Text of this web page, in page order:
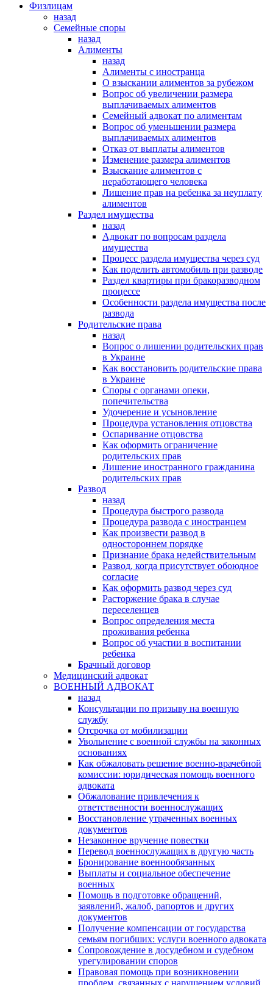
Физлицам
назад
Семейные споры
назад
Алименты
назад
Алименты с иностранца
О взыскании алиментов за рубежом
Вопрос об увеличении размера
выплачиваемых алиментов
Семейный адвокат по алиментам
Вопрос об уменьшении размера
выплачиваемых алиментов
Отказ от выплаты алиментов
Изменение размера алиментов
Взыскание алиментов с
неработающего человека
Лишение прав на ребенка за неуплату
алиментов
Раздел имущества
назад
Адвокат по вопросам раздела
имущества
Процесс раздела имущества через суд
Как поделить автомобиль при разводе
Раздел квартиры при бракоразводном
процессе
Особенности раздела имущества после
развода
Родительские права
назад
Вопрос о лишении родительских прав
в Украине
Как восстановить родительские права
в Украине
Споры с органами опеки,
попечительства
Удочерение и усыновление
Процедура установления отцовства
Оспаривание отцовства
Как оформить ограничение
родительских прав
Лишение иностранного гражданина
родительских прав
Развод
назад
Процедура быстрого развода
Процедура развода с иностранцем
Как произвести развод в
одностороннем порядке
Признание брака недействительным
Развод, когда присутствует обоюдное
согласие
Как оформить развод через суд
Расторжение брака в случае
переселенцев
Вопрос определения места
проживания ребенка
Вопрос об участии в воспитании
ребенка
Брачный договор
Медицинский адвокат
ВОЕННЫЙ АДВОКАТ
назад
Консультации по призыву на военную
службу
Отсрочка от мобилизации
Увольнение с военной службы на законных
основаниях
Как обжаловать решение военно-врачебной
комиссии: юридическая помощь военного
адвоката
Обжалование привлечения к
ответственности военнослужащих
Восстановление утраченных военных
документов
Незаконное вручение повестки
Перевод военнослужащих в другую часть
Бронирование военнообязанных
Выплаты и социальное обеспечение
военных
Помощь в подготовке обращений,
заявлений, жалоб, рапортов и других
документов
Получение компенсации от государства
семьям погибших: услуги военного адвоката
Сопровождение в досудебном и судебном
урегулировании споров
Правовая помощь при возникновении
проблем, связанных с нарушением условий